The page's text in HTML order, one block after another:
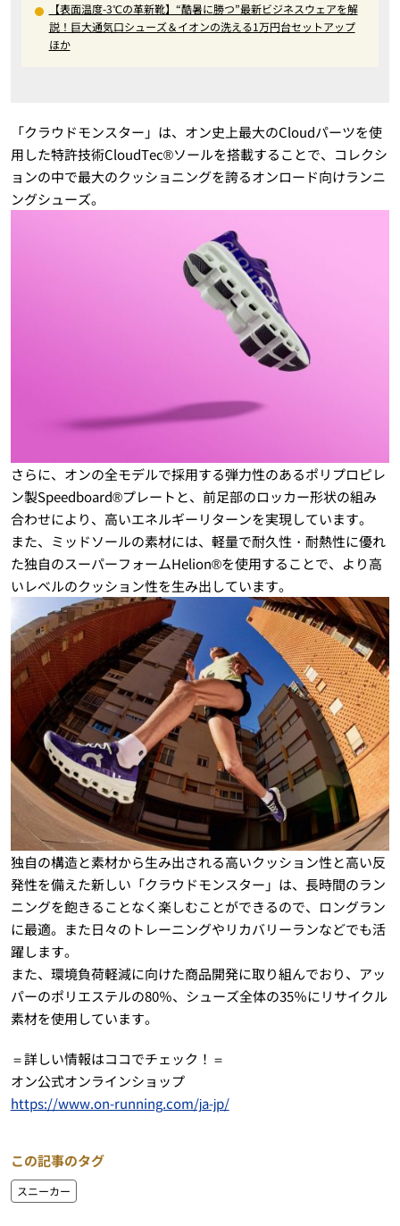
【表面温度-3℃の革新靴】“酷暑に勝つ”最新ビジネスウェアを解
説！巨大通気口シューズ＆イオンの洗える1万円台セットアップ
ほか
「クラウドモンスター」は、オン史上最大のCloudパーツを使
用した特許技術CloudTec®ソールを搭載することで、コレクシ
ョンの中で最大のクッショニングを誇るオンロード向けランニ
ングシューズ。
さらに、オンの全モデルで採用する弾力性のあるポリプロピレ
ン製Speedboard®プレートと、前足部のロッカー形状の組み
合わせにより、高いエネルギーリターンを実現しています。
また、ミッドソールの素材には、軽量で耐久性・耐熱性に優れ
た独自のスーパーフォームHelion®を使用することで、より高
いレベルのクッション性を生み出しています。
独自の構造と素材から生み出される高いクッション性と高い反
発性を備えた新しい「クラウドモンスター」は、長時間のラン
ニングを飽きることなく楽しむことができるので、ロングラン
に最適。また日々のトレーニングやリカバリーランなどでも活
躍します。
また、環境負荷軽減に向けた商品開発に取り組んでおり、アッ
パーのポリエステルの80％、シューズ全体の35％にリサイクル
素材を使用しています。
＝詳しい情報はココでチェック！＝
オン公式オンラインショップ
https://www.on-running.com/ja-jp/
この記事のタグ
スニーカー